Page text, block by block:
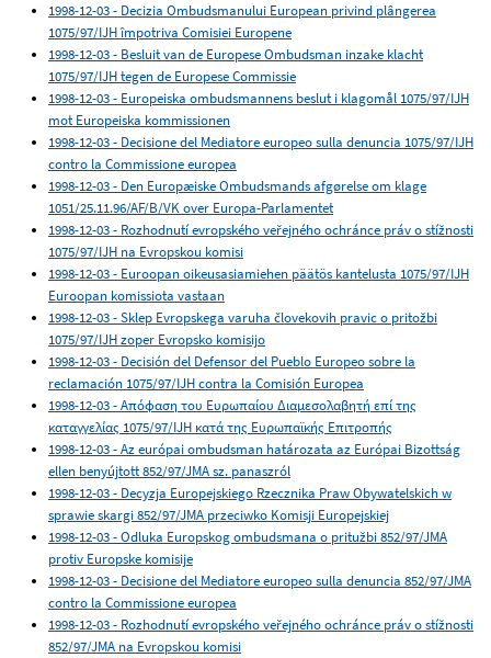
1998-12-03 - Decizia Ombudsmanului European privind plângerea
1075/97/IJH împotriva Comisiei Europene
1998-12-03 - Besluit van de Europese Ombudsman inzake klacht
1075/97/IJH tegen de Europese Commissie
1998-12-03 - Europeiska ombudsmannens beslut i klagomål 1075/97/IJH
mot Europeiska kommissionen
1998-12-03 - Decisione del Mediatore europeo sulla denuncia 1075/97/IJH
contro la Commissione europea
1998-12-03 - Den Europæiske Ombudsmands afgørelse om klage
1051/25.11.96/AF/B/VK over Europa-Parlamentet
1998-12-03 - Rozhodnutí evropského veřejného ochránce práv o stížnosti
1075/97/IJH na Evropskou komisi
1998-12-03 - Euroopan oikeusasiamiehen päätös kantelusta 1075/97/IJH
Euroopan komissiota vastaan
1998-12-03 - Sklep Evropskega varuha človekovih pravic o pritožbi
1075/97/IJH zoper Evropsko komisijo
1998-12-03 - Decisión del Defensor del Pueblo Europeo sobre la
reclamación 1075/97/IJH contra la Comisión Europea
1998-12-03 - Απόφαση του Ευρωπαίου Διαμεσολαβητή επί της
καταγγελίας 1075/97/IJH κατά της Ευρωπαϊκής Επιτροπής
1998-12-03 - Az európai ombudsman határozata az Európai Bizottság
ellen benyújtott 852/97/JMA sz. panaszról
1998-12-03 - Decyzja Europejskiego Rzecznika Praw Obywatelskich w
sprawie skargi 852/97/JMA przeciwko Komisji Europejskiej
1998-12-03 - Odluka Europskog ombudsmana o pritužbi 852/97/JMA
protiv Europske komisije
1998-12-03 - Decisione del Mediatore europeo sulla denuncia 852/97/JMA
contro la Commissione europea
1998-12-03 - Rozhodnutí evropského veřejného ochránce práv o stížnosti
852/97/JMA na Evropskou komisi